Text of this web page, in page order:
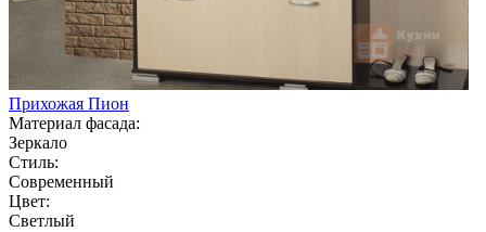
Прихожая Пион
Материал фасада:
Зеркало
Стиль:
Современный
Цвет:
Светлый